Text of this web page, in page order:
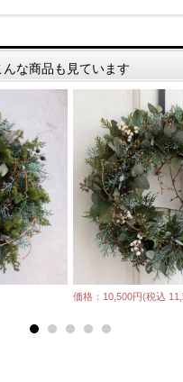
な商品も見ています
価格：10,500円(税込